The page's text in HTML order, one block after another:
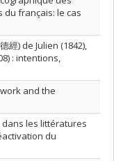
français: le cas
) de Julien (1842),
: intentions,
and the
les littératures
du